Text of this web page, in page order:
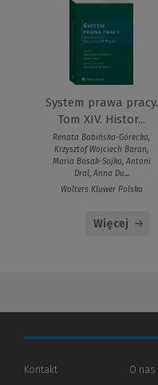
System prawa pracy.
Tom XIV. Histor...
Renata Babińska-Górecka,
Krzysztof Wojciech Baran,
Maria Bosak-Sojka, Antoni
Dral, Anna Du...
Wolters Kluwer Polska
Więcej
Kontakt
O nas